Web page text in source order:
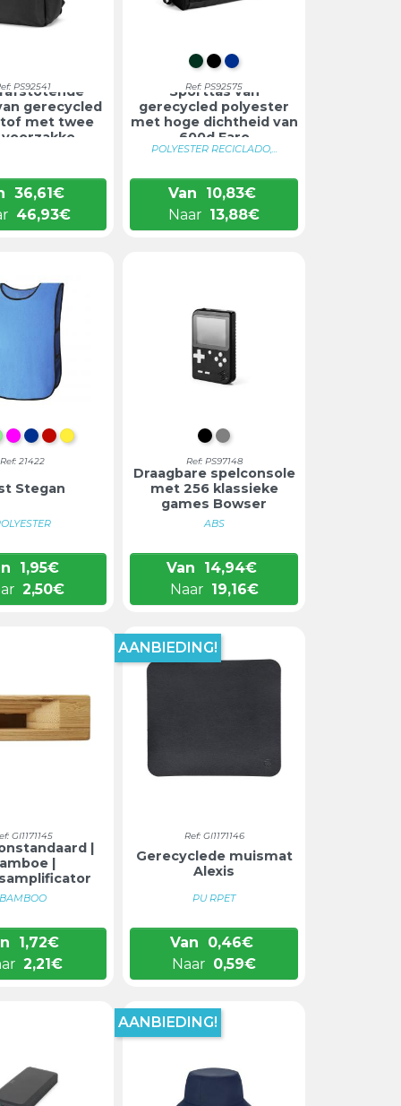
PS92541
gerecycled
met twee
36,61€
46,93€
DONKERGROEN
ZWART
BLAUW
Ref: PS92575
Sporttas van
gerecycled polyester
met hoge dichtheid van
600d Faro
POLYESTER RECICLADO,...
Van 10,83€
Naar 13,88€
FUCHSIA
BLAUW
ROOD
GEEL
Ref: 21422
Stegan
1,95€
2,50€
ZWART
GRIJS
Ref: PS97148
Draagbare spelconsole
met 256 klassieke
games Bowser
ABS
Van 14,94€
Naar 19,16€
GI1171145
|
|
BAMBOO
1,72€
2,21€
Ref: GI1171146
Gerecyclede muismat
Alexis
PU RPET
Van 0,46€
Naar 0,59€
AANBIEDING!
AANBIEDING!